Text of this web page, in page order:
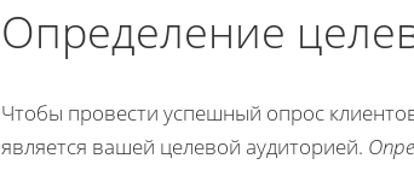
Определение
Чтобы провести успешный опрос
является вашей целевой аудиторией.